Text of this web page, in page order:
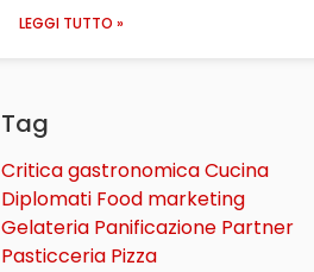
LEGGI TUTTO »
Tag
Critica gastronomicaCucina
Diplomati Food marketing
Gelateria Panificazione Partner
Pasticceria Pizza